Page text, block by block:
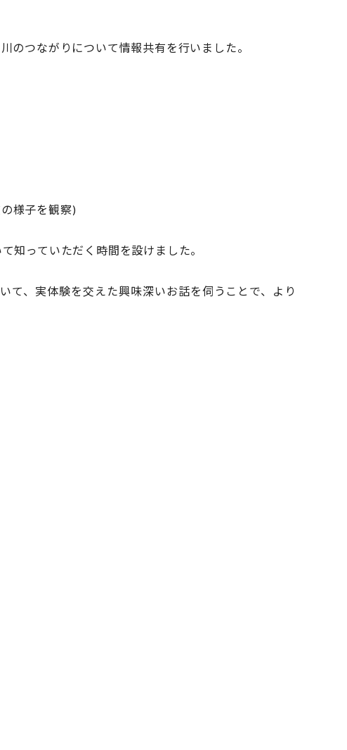
のつながりについて情報共有を行いました。
様子を観察)
知っていただく時間を設けました。
て、実体験を交えた興味深いお話を伺うことで、より